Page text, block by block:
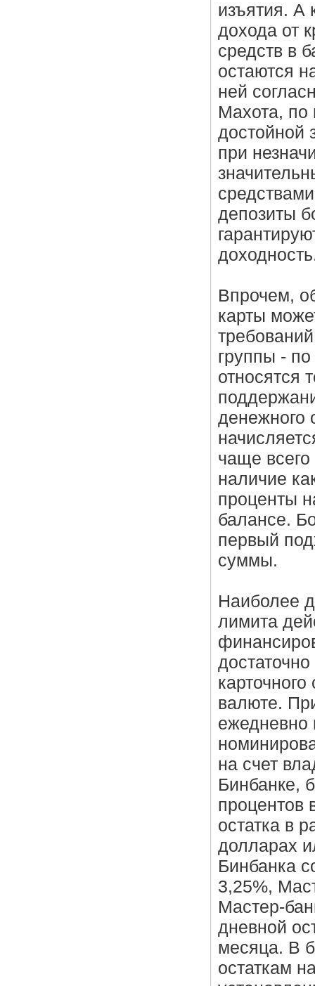
изъятия. А
дохода от
средств в
остаются
ней
Махота, по
достойной
при
депозиты
Впрочем,
карты
группы -
относятся
денежного
чаще всего
наличие
проценты
балансе.
первый
суммы.
Наиболее
лимита
валюте.
ежедневно
на счет
Бинбанке,
процентов
остатка в
долларах
Бинбанка
3,25%,
Мастер-
дневной
месяца. В
остаткам